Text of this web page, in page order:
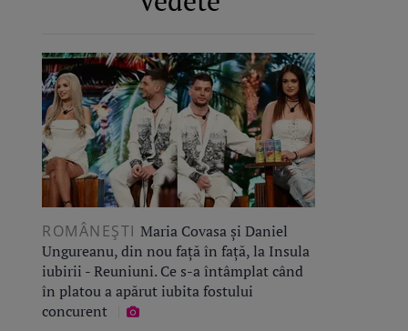
ROMÂNEŞTI Maria Covasa și Daniel
Ungureanu, din nou față în față, la Insula
iubirii - Reuniuni. Ce s-a întâmplat când
în platou a apărut iubita fostului
concurent